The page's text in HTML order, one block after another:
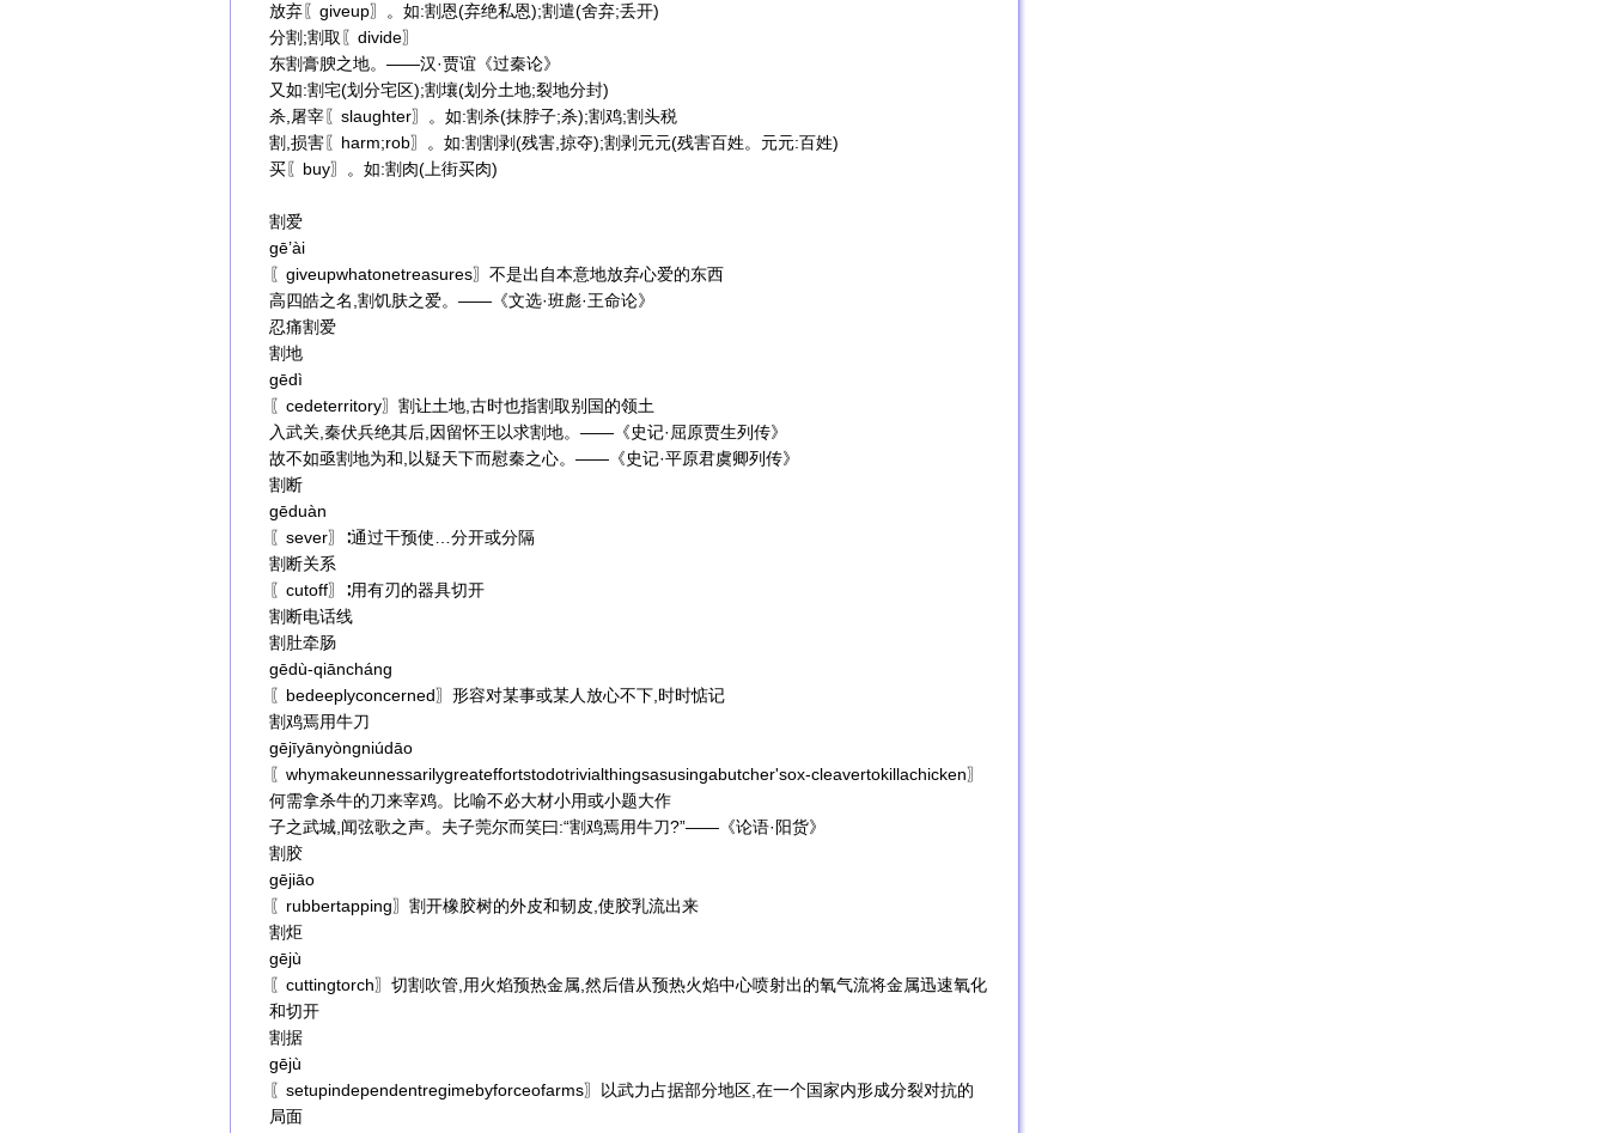
放弃〖giveup〗。如:割恩(弃绝私恩);割遣(舍弃;丢开)
分割;割取〖divide〗
东割膏腴之地。——汉·贾谊《过秦论》
又如:割宅(划分宅区);割壤(划分土地;裂地分封)
杀,屠宰〖slaughter〗。如:割杀(抹脖子;杀);割鸡;割头税
割,损害〖harm;rob〗。如:割割剥(残害,掠夺);割剥元元(残害百姓。元元:百姓)
买〖buy〗。如:割肉(上街买肉)
割爱
gē’ài
〖giveupwhatonetreasures〗不是出自本意地放弃心爱的东西
高四皓之名,割饥肤之爱。——《文选·班彪·王命论》
忍痛割爱
割地
gēdì
〖cedeterritory〗割让土地,古时也指割取别国的领土
入武关,秦伏兵绝其后,因留怀王以求割地。——《史记·屈原贾生列传》
故不如亟割地为和,以疑天下而慰秦之心。——《史记·平原君虞卿列传》
割断
gēduàn
〖sever〗∶通过干预使…分开或分隔
割断关系
〖cutoff〗∶用有刃的器具切开
割断电话线
割肚牵肠
gēdù-qiāncháng
〖bedeeplyconcerned〗形容对某事或某人放心不下,时时惦记
割鸡焉用牛刀
gējīyānyòngniúdāo
〖whymakeunnessarilygreateffortstodotrivialthingsasusingabutcher'sox-cleavertokillachicken〗
何需拿杀牛的刀来宰鸡。比喻不必大材小用或小题大作
子之武城,闻弦歌之声。夫子莞尔而笑曰:“割鸡焉用牛刀?”——《论语·阳货》
割胶
gējiāo
〖rubbertapping〗割开橡胶树的外皮和韧皮,使胶乳流出来
割炬
gējù
〖cuttingtorch〗切割吹管,用火焰预热金属,然后借从预热火焰中心喷射出的氧气流将金属迅速氧化
和切开
割据
gējù
〖setupindependentregimebyforceofarms〗以武力占据部分地区,在一个国家内形成分裂对抗的
局面